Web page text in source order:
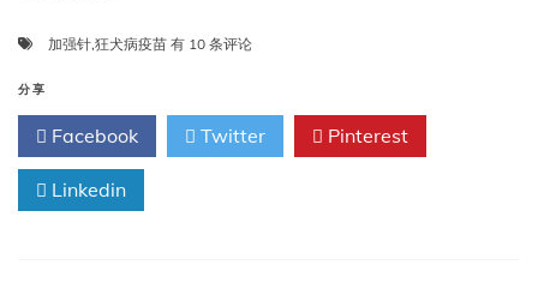
加强针,狂犬病疫苗 如
经
种
有 10 条评论
分享
Facebook Twitter Pinterest
Linkedin